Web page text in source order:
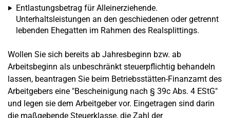
Entlastungsbetrag für Alleinerziehende.
Unterhaltsleistungen an den geschiedenen oder getrennt
lebenden Ehegatten im Rahmen des Realsplittings.
Wollen Sie sich bereits ab Jahresbeginn bzw. ab
Arbeitsbeginn als unbeschränkt steuerpflichtig behandeln
lassen, beantragen Sie beim Betriebsstätten-Finanzamt des
Arbeitgebers eine "Bescheinigung nach § 39c Abs. 4 EStG"
und legen sie dem Arbeitgeber vor. Eingetragen sind darin
die maßgebende Steuerklasse, die Zahl der